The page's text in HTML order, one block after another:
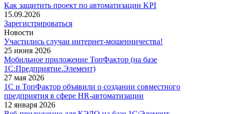
Как защитить проект по автоматизации KPI
15.09.2026
Зарегистрироваться
Новости
Участились случаи интернет-мошенничества!
25 июня 2026
Мобильное приложение ТопФактор (на базе
1С:Предприятие.Элемент)
27 мая 2026
1С и ТопФактор объявили о создании совместного
предприятия в сфере HR-автоматизации
12 января 2026